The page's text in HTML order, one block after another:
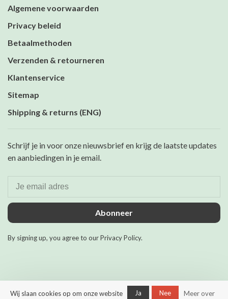
Algemene voorwaarden
Privacy beleid
Betaalmethoden
Verzenden & retourneren
Klantenservice
Sitemap
Shipping & returns (ENG)
Schrijf je in voor onze nieuwsbrief en krijg de laatste updates
en aanbiedingen in je email.
Abonneer
By signing up, you agree to our Privacy Policy.
© Copyright 2026 Maurits &
Wij slaan cookies op om onze website Ja Nee Meer over